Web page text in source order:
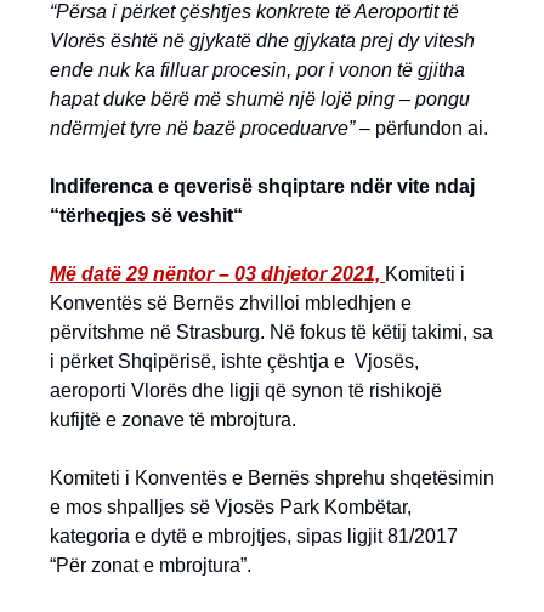
“Përsa i përket çështjes konkrete të Aeroportit të
Vlorës është në gjykatë dhe gjykata prej dy vitesh
ende nuk ka filluar procesin, por i vonon të gjitha
hapat duke bërë më shumë një lojë ping – pongu
ndërmjet tyre në bazë proceduarve” – përfundon ai.
Indiferenca e qeverisë shqiptare ndër vite ndaj
“tërheqjes së veshit“
Më datë 29 nëntor – 03 dhjetor 2021, Komiteti i
Konventës së Bernës zhvilloi mbledhjen e
përvitshme në Strasburg. Në fokus të këtij takimi, sa
i përket Shqipërisë, ishte çështja e Vjosës,
aeroporti Vlorës dhe ligji që synon të rishikojë
kufijtë e zonave të mbrojtura.
Komiteti i Konventës e Bernës shprehu shqetësimin
e mos shpalljes së Vjosës Park Kombëtar,
kategoria e dytë e mbrojtjes, sipas ligjit 81/2017
“Për zonat e mbrojtura”.